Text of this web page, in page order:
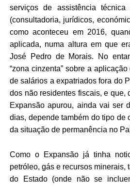
serviços de assistência
(consultadoria, jurídicos,
como aconteceu em 2016,
aplicada, numa altura em que
José Pedro de Morais. No
“zona cinzenta” sobre a
de salários a expatriados fora do
dos não residentes fiscais, e que,
Expansão apurou, ainda vai ser
dias, depende também do tipo de
da situação de permanência no
Como o Expansão já tinha
petróleo, gás e recursos minerais,
do Estado (onde não se